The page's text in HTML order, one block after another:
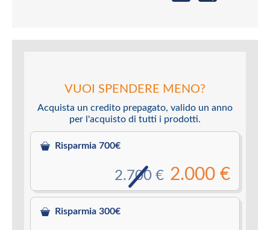
VUOI SPENDERE MENO?
Acquista un credito prepagato, valido un anno
per l'acquisto di tutti i prodotti.
Risparmia 700€
2.000 €
2.700 €
Risparmia 300€